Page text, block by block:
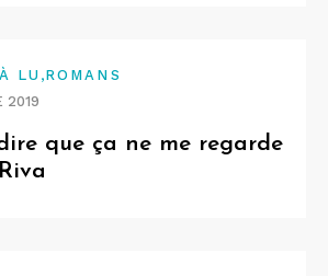
LU ,ROMANS
2019
que ça ne me regarde